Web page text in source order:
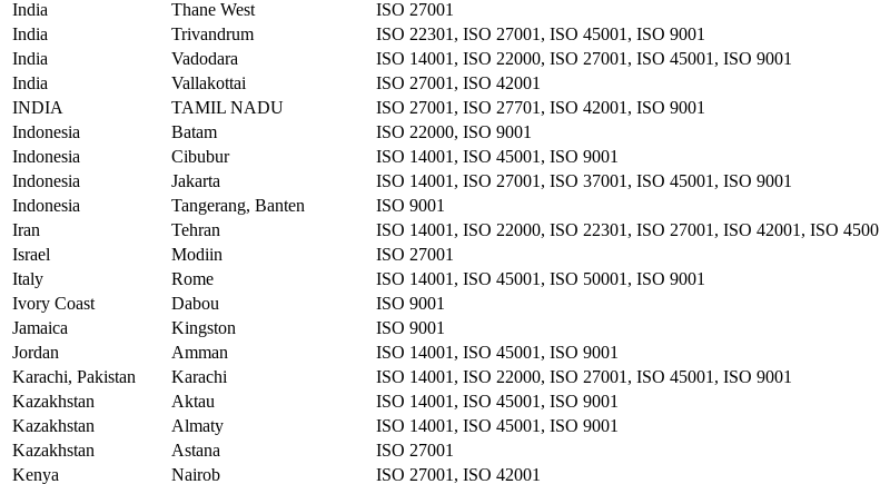
India
Thane West
ISO 27001
India
Trivandrum
ISO 22301, ISO 27001, ISO 45001, ISO 9001
India
Vadodara
ISO 14001, ISO 22000, ISO 27001, ISO 45001, ISO 9001
India
Vallakottai
ISO 27001, ISO 42001
INDIA
TAMIL NADU
ISO 27001, ISO 27701, ISO 42001, ISO 9001
Indonesia
Batam
ISO 22000, ISO 9001
Indonesia
Cibubur
ISO 14001, ISO 45001, ISO 9001
Indonesia
Jakarta
ISO 14001, ISO 27001, ISO 37001, ISO 45001, ISO 9001
Indonesia
Tangerang, Banten
ISO 9001
Iran
Tehran
ISO 14001, ISO 22000, ISO 22301, ISO 27001, ISO 42001, ISO
Israel
Modiin
ISO 27001
Italy
Rome
ISO 14001, ISO 45001, ISO 50001, ISO 9001
Ivory Coast
Dabou
ISO 9001
Jamaica
Kingston
ISO 9001
Jordan
Amman
ISO 14001, ISO 45001, ISO 9001
Karachi, Pakistan
Karachi
ISO 14001, ISO 22000, ISO 27001, ISO 45001, ISO 9001
Kazakhstan
Aktau
ISO 14001, ISO 45001, ISO 9001
Kazakhstan
Almaty
ISO 14001, ISO 45001, ISO 9001
Kazakhstan
Astana
ISO 27001
Kenya
Nairob ISO 27001, ISO 42001